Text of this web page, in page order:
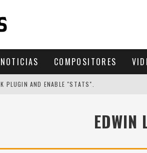
NOTICIAS COMPOSITORES
PLUGIN AND ENABLE "STATS".
EDWIN